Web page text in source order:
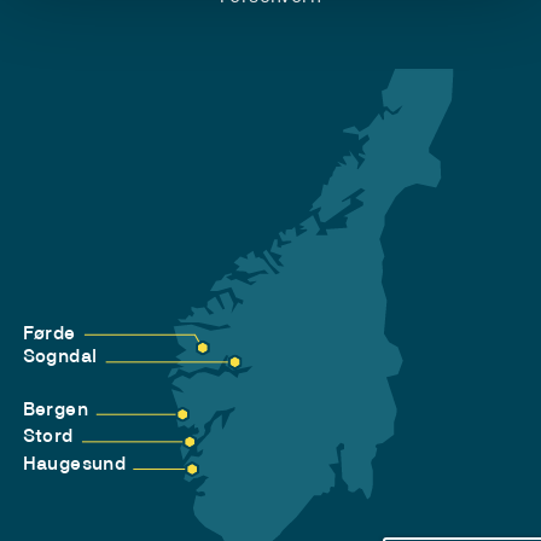
Førde
Sogndal
Bergen
Stord
Haugesund